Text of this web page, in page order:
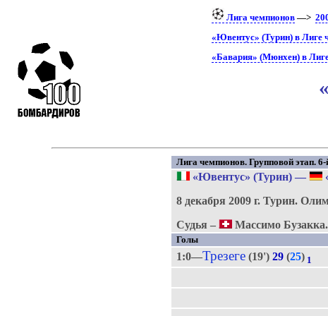
Лига чемпионов—>
«Ювентус» (Турин) в Лиге
«Бавария» (Мюнхен) в
Лига чемпионов. Групповой этап. 6-
«Ювентус» (Турин) —
8 декабря 2009 г.Турин.
Судья –
Массимо Бузакка.
Голы
1:0—Трезеге (19')29 (25) 1